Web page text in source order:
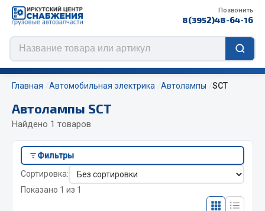
Позвонить
8(3952)48-64-16
Цепи противоскольжения
ЦЕПИ РОССИЯ
ЦЕПИ BOHU (Китай)
Изготовление цепей на колеса BOHU
Главная Автомобильная электрика Автолампы SCT
Автолампы SCT
Найдено 1 товаров
Фильтры
Сортировка:
Показано 1 из 1